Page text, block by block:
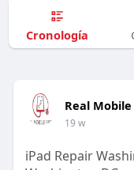
Cronología
Real
19 w
iPad Repair